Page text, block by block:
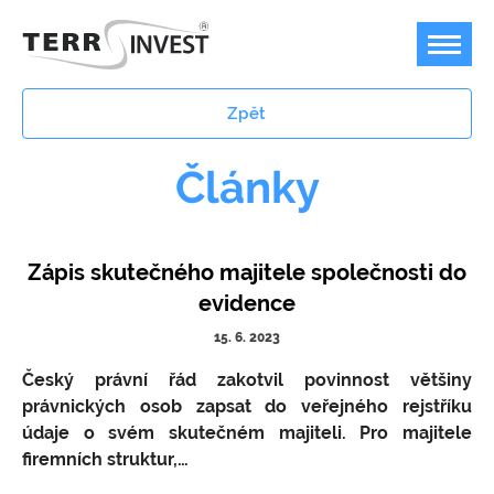
Offshore podnikání
Možnost a příklady využití offshore firem
Kdy není možné offshore společnost použít?
Koupit ready-made společnost / nabídka
společností k převodu
Jak založit offshore IBC / LLC / LTD?
Bankovní účty v zahraničí
FOREX, kryptoměny, akcie
Jurisdikce
Marshallovy ostrovy
USA
Přestěhujte svoji firmu do USA
Velká Británie
Ceník poskytovaných služeb
Speciální společnosti / struktury
Platební podmínky
Kontakty
Měnový konvertor
Zpět
Články
Zápis skutečného majitele společnosti do
evidence
15. 6. 2023
Český právní řád zakotvil povinnost většiny
právnických osob zapsat do veřejného rejstříku
údaje o svém skutečném majiteli. Pro majitele
firemních struktur,…